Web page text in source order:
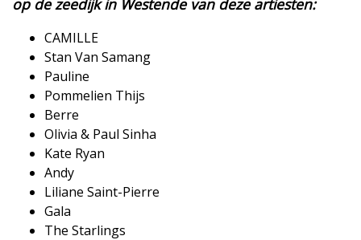
CAMILLE
​Stan Van Samang
​Pauline
​Pommelien Thijs
​Berre
​Olivia & Paul Sinha
​Kate Ryan
​Andy
​Liliane Saint-Pierre
​Gala
​The Starlings